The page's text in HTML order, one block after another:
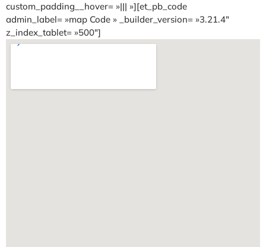
custom_padding__hover= »||| »][et_pb_code
admin_label= »map Code » _builder_version= »3.21.4″
z_index_tablet= »500″]